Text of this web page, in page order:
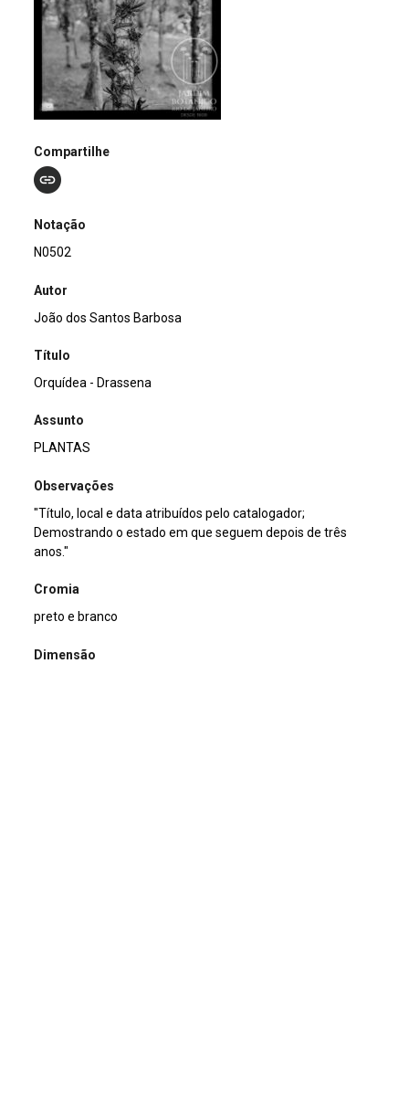
Compartilhe
Notação
N0502
Autor
João dos Santos Barbosa
Título
Orquídea - Drassena
Assunto
PLANTAS
Observações
"Título, local e data atribuídos pelo catalogador;
Demostrando o estado em que seguem depois de três
anos."
Cromia
preto e branco
Dimensão